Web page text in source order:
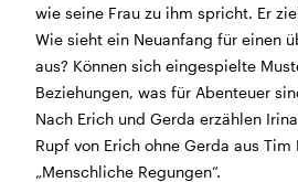
STADTFEST BRUGG
während dem
Stadtfest Brugg ,
bleibt das Haus jeweils von
Morgen geschlossen
Reguläre Öffnungszeiten:
wie seine Frau zu ihm spricht. Er
Wie sieht ein Neuanfang für einen
aus? Können sich eingespielte
Beziehungen, was für Abenteuer
Nach Erich und Gerda erzählen
Rupf von Erich ohne Gerda aus Tim
„Menschliche Regungen“.